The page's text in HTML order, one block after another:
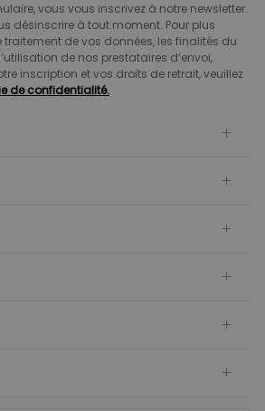
vous vous inscrivez à notre newsletter.
désinscrire à tout moment. Pour plus
traitement de vos données, les finalités du
de nos prestataires d’envoi,
inscription et vos droits de retrait, veuillez
de confidentialité.